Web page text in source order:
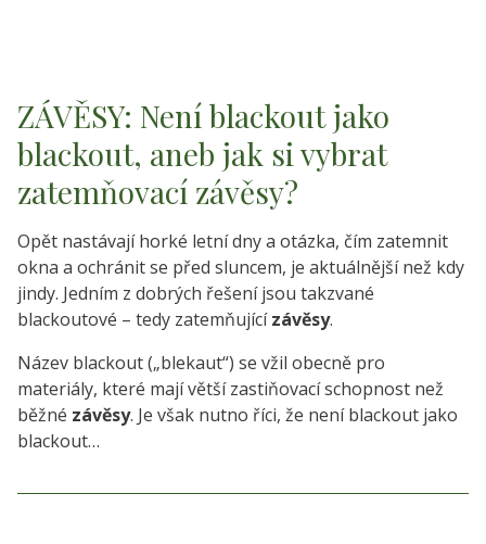
ZÁVĚSY: Není blackout jako
blackout, aneb jak si vybrat
zatemňovací závěsy?
Opět nastávají horké letní dny a otázka, čím zatemnit
okna a ochránit se před sluncem, je aktuálnější než kdy
jindy. Jedním z dobrých řešení jsou takzvané
blackoutové – tedy zatemňujícízávěsy.
Název blackout („blekaut“) se vžil obecně pro
materiály, které mají větší zastiňovací schopnost než
běžné závěsy. Je však nutno říci, že není blackout jako
blackout…